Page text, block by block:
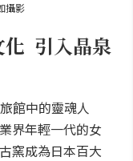
攝影
化 引入晶泉
館中的靈魂人
界年輕一代的女
窯成為日本百大